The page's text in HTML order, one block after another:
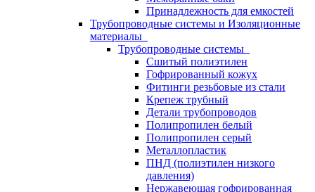
Принадлежность для емкостей
Трубопроводные системы и Изоляционные
материалы
Трубопроводные системы
Сшитый полиэтилен
Гофрированный кожух
Фитинги резьбовые из стали
Крепеж трубный
Детали трубопроводов
Полипропилен белый
Полипропилен серый
Металлопластик
ПНД (полиэтилен низкого
давления)
Нержавеющая гофрированная